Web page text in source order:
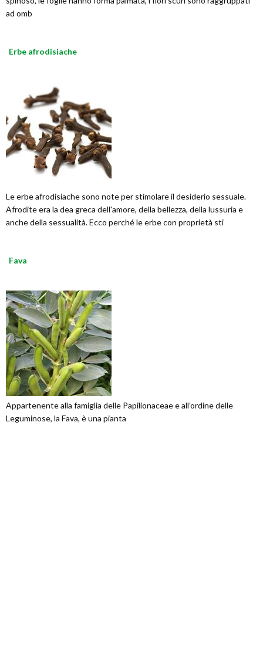
ad omb
Erbe afrodisiache
Le erbe afrodisiache sono note per stimolare il desiderio sessuale.
Afrodite era la dea greca dell'amore, della bellezza, della lussuria e
anche della sessualità. Ecco perché le erbe con proprietà sti
Fava
Appartenente alla famiglia delle Papilionaceae e all’ordine delle
Leguminose, la Fava, è una pianta